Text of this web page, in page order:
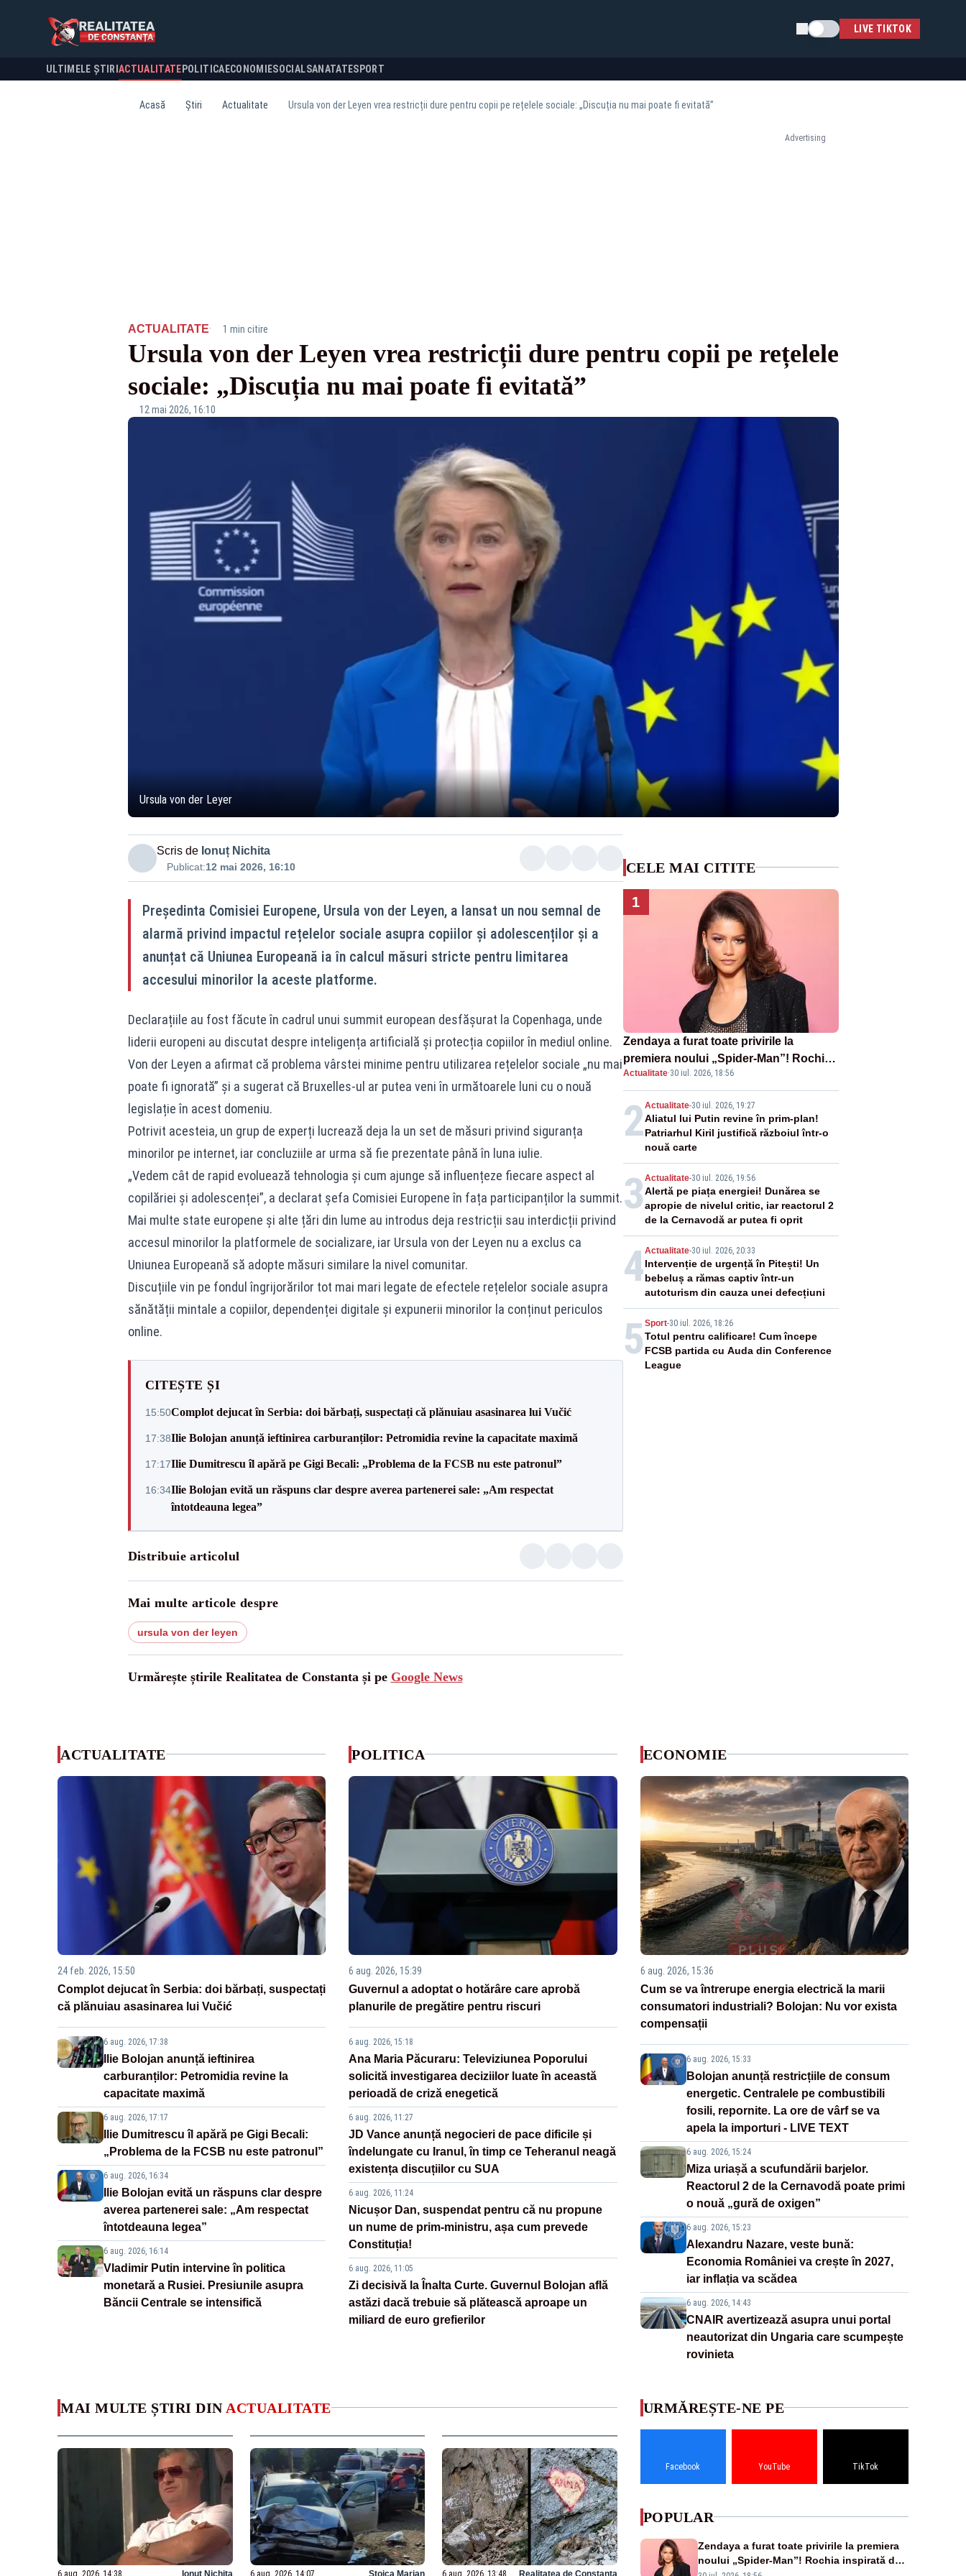
Schimba temaLIVE TIKTOK
ULTIMELE ȘTIRI ACTUALITATE POLITICA ECONOMIESOCIALSANATATESPORT
Acasă Știri Actualitate Ursula von der Leyen vrea restricții dure pentru copii pe rețelele sociale: „Discuția nu mai poate fi evitată”
Advertising
ACTUALITATE· 1 min citire
Ursula von der Leyen vrea restricții dure pentru copii pe rețelele
sociale: „Discuția nu mai poate fi evitată”
12 mai 2026, 16:10
Ursula von der Leyer
Scris de Ionuț Nichita
Publicat:12 mai 2026, 16:10
Președinta Comisiei Europene, Ursula von der Leyen, a lansat un nou semnal de
alarmă privind impactul rețelelor sociale asupra copiilor și adolescenților și a
anunțat că Uniunea Europeană ia în calcul măsuri stricte pentru limitarea
accesului minorilor la aceste platforme.
Declarațiile au fost făcute în cadrul unui summit european desfășurat la Copenhaga, unde
liderii europeni au discutat despre inteligența artificială și protecția copiilor în mediul online.
Von der Leyen a afirmat că problema vârstei minime pentru utilizarea rețelelor sociale „nu mai
poate fi ignorată” și a sugerat că Bruxelles-ul ar putea veni în următoarele luni cu o nouă
legislație în acest domeniu.
Potrivit acesteia, un grup de experți lucrează deja la un set de măsuri privind siguranța
minorilor pe internet, iar concluziile ar urma să fie prezentate până în luna iulie.
„Vedem cât de rapid evoluează tehnologia și cum ajunge să influențeze fiecare aspect al
copilăriei și adolescenței”, a declarat șefa Comisiei Europene în fața participanților la summit.
Mai multe state europene și alte țări din lume au introdus deja restricții sau interdicții privind
accesul minorilor la platformele de socializare, iar Ursula von der Leyen nu a exclus ca
Uniunea Europeană să adopte măsuri similare la nivel comunitar.
Discuțiile vin pe fondul îngrijorărilor tot mai mari legate de efectele rețelelor sociale asupra
sănătății mintale a copiilor, dependenței digitale și expunerii minorilor la conținut periculos
online.
CITEȘTE ȘI
15:50Complot dejucat în Serbia: doi bărbați, suspectați că plănuiau asasinarea lui Vučić
17:38Ilie Bolojan anunță ieftinirea carburanților: Petromidia revine la capacitate maximă
17:17Ilie Dumitrescu îl apără pe Gigi Becali: „Problema de la FCSB nu este patronul”
16:34Ilie Bolojan evită un răspuns clar despre averea partenerei sale: „Am respectat
întotdeauna legea”
Distribuie articolul
Mai multe articole despre
ursula von der leyen
Urmărește știrile Realitatea de Constanta și pe Google News
CELE MAI CITITE
1
Zendaya a furat toate privirile la
premiera noului „Spider-Man”! Rochia
inspirată de pânza de păianjen a făcut
senzație
Actualitate·30 iul. 2026, 18:56
2Actualitate-30 iul. 2026, 19:27
Aliatul lui Putin revine în prim-plan!
Patriarhul Kiril justifică războiul într-o
nouă carte
3 Actualitate-30 iul. 2026, 19:56
Alertă pe piața energiei! Dunărea se
apropie de nivelul critic, iar reactorul 2
de la Cernavodă ar putea fi oprit
4Actualitate-30 iul. 2026, 20:33
Intervenție de urgență în Pitești! Un
bebeluș a rămas captiv într-un
autoturism din cauza unei defecțiuni
5 Sport-30 iul. 2026, 18:26
Totul pentru calificare! Cum începe
FCSB partida cu Auda din Conference
League
ACTUALITATE
24 feb. 2026, 15:50
Complot dejucat în Serbia: doi bărbați, suspectați
că plănuiau asasinarea lui Vučić
6 aug. 2026, 17:38
Ilie Bolojan anunță ieftinirea
carburanților: Petromidia revine la
capacitate maximă
6 aug. 2026, 17:17
Ilie Dumitrescu îl apără pe Gigi Becali:
„Problema de la FCSB nu este patronul”
6 aug. 2026, 16:34
Ilie Bolojan evită un răspuns clar despre
averea partenerei sale: „Am respectat
întotdeauna legea”
6 aug. 2026, 16:14
Vladimir Putin intervine în politica
monetară a Rusiei. Presiunile asupra
Băncii Centrale se intensifică
POLITICA
6 aug. 2026, 15:39
Guvernul a adoptat o hotărâre care aprobă
planurile de pregătire pentru riscuri
6 aug. 2026, 15:18
Ana Maria Păcuraru: Televiziunea Poporului
solicită investigarea deciziilor luate în această
perioadă de criză enegetică
6 aug. 2026, 11:27
JD Vance anunță negocieri de pace dificile și
îndelungate cu Iranul, în timp ce Teheranul neagă
existența discuțiilor cu SUA
6 aug. 2026, 11:24
Nicușor Dan, suspendat pentru că nu propune
un nume de prim-ministru, așa cum prevede
Constituția!
6 aug. 2026, 11:05
Zi decisivă la Înalta Curte. Guvernul Bolojan află
astăzi dacă trebuie să plătească aproape un
miliard de euro grefierilor
ECONOMIE
6 aug. 2026, 15:36
Cum se va întrerupe energia electrică la marii
consumatori industriali? Bolojan: Nu vor exista
compensații
6 aug. 2026, 15:33
Bolojan anunță restricțiile de consum
energetic. Centralele pe combustibili
fosili, repornite. La ore de vârf se va
apela la importuri - LIVE TEXT
6 aug. 2026, 15:24
Miza uriașă a scufundării barjelor.
Reactorul 2 de la Cernavodă poate primi
o nouă „gură de oxigen”
6 aug. 2026, 15:23
Alexandru Nazare, veste bună:
Economia României va crește în 2027,
iar inflația va scădea
6 aug. 2026, 14:43
CNAIR avertizează asupra unui portal
neautorizat din Ungaria care scumpește
rovinieta
MAI MULTE ȘTIRI DIN ACTUALITATE
6 aug. 2026, 14:38 Ionuț Nichita 6 aug. 2026, 14:07 Stoica Marian 6 aug. 2026, 13:48 Realitatea de Constanta
URMĂREȘTE-NE PE
Facebook YouTube TikTok
POPULAR
Zendaya a furat toate privirile la premiera
noului „Spider-Man”! Rochia inspirată de